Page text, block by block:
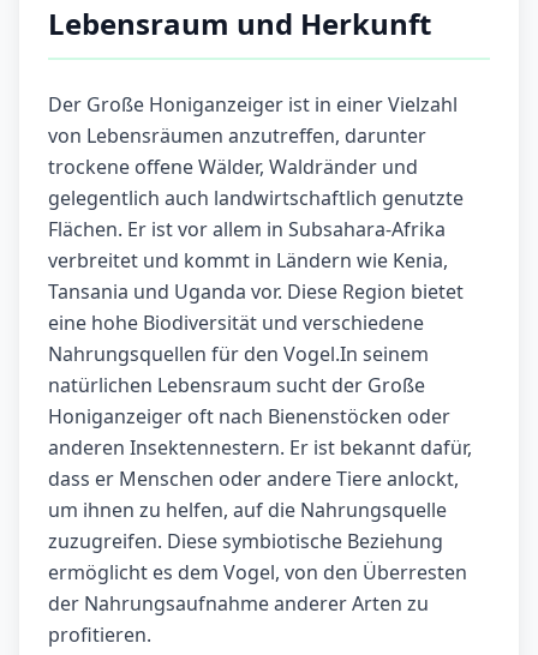
Lebensraum und Herkunft
Der Große Honiganzeiger ist in einer Vielzahl
von Lebensräumen anzutreffen, darunter
trockene offene Wälder, Waldränder und
gelegentlich auch landwirtschaftlich genutzte
Flächen. Er ist vor allem in Subsahara-Afrika
verbreitet und kommt in Ländern wie Kenia,
Tansania und Uganda vor. Diese Region bietet
eine hohe Biodiversität und verschiedene
Nahrungsquellen für den Vogel.In seinem
natürlichen Lebensraum sucht der Große
Honiganzeiger oft nach Bienenstöcken oder
anderen Insektennestern. Er ist bekannt dafür,
dass er Menschen oder andere Tiere anlockt,
um ihnen zu helfen, auf die Nahrungsquelle
zuzugreifen. Diese symbiotische Beziehung
ermöglicht es dem Vogel, von den Überresten
der Nahrungsaufnahme anderer Arten zu
profitieren.